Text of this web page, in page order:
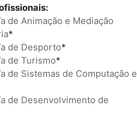
de Animação e Mediação
*
de Desporto*
de Turismo*
de Sistemas de Computação e
de Desenvolvimento de